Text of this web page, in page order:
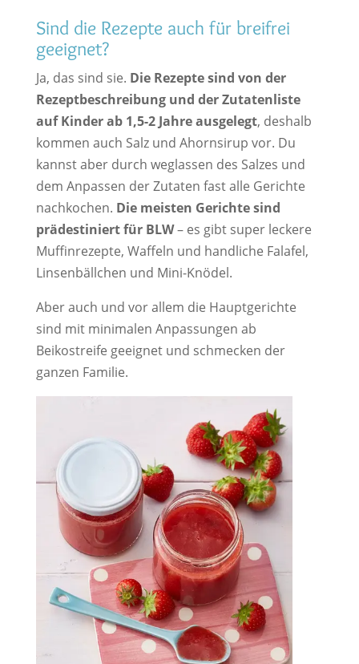
Sind die Rezepte auch für breifrei
geeignet?
Ja, das sind sie. Die Rezepte sind von der
Rezeptbeschreibung und der Zutatenliste
auf Kinder ab 1,5-2 Jahre ausgelegt, deshalb
kommen auch Salz und Ahornsirup vor. Du
kannst aber durch weglassen des Salzes und
dem Anpassen der Zutaten fast alle Gerichte
nachkochen. Die meisten Gerichte sind
prädestiniert für BLW– es gibt super leckere
Muffinrezepte, Waffeln und handliche Falafel,
Linsenbällchen und Mini-Knödel.
Aber auch und vor allem die Hauptgerichte
sind mit minimalen Anpassungen ab
Beikostreife geeignet und schmecken der
ganzen Familie.